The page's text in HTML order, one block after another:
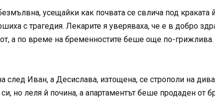
усещайки как почвата се свлича под
с трагедия. Лекарите я уверяваха, че е в добро
а по време на бременностите беше още по-грижлива.
след Иван, а Десислава, изтощена, се строполи на
но леля й почина, а апартаментът беше продаден от